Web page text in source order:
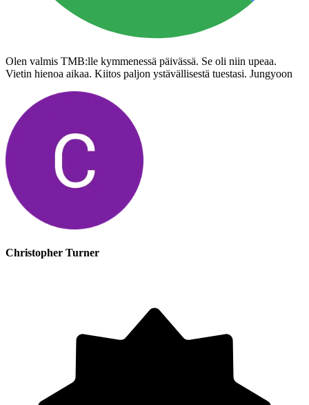
Olen valmis TMB:lle kymmenessä päivässä. Se oli niin upeaa.
Vietin hienoa aikaa. Kiitos paljon ystävällisestä tuestasi. Jungyoon
Christopher Turner